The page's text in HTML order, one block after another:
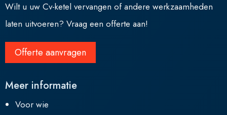
Wilt u uw Cv-ketel vervangen of andere werkzaamheden
laten uitvoeren? Vraag een offerte aan!
Offerte aanvragen
Meer informatie
Voor wie